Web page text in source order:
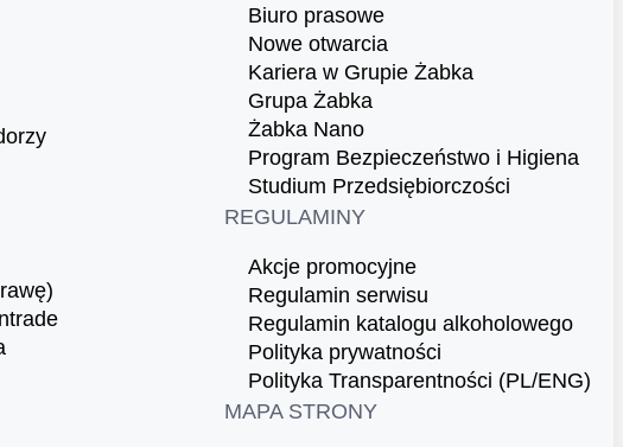
Biuro prasowe
Nowe otwarcia
Kariera w Grupie Żabka
Grupa Żabka
Żabka Nano
Program Bezpieczeństwo i Higiena
Studium Przedsiębiorczości
REGULAMINY
Akcje promocyjne
Regulamin serwisu
Regulamin katalogu alkoholowego
Polityka prywatności
Polityka Transparentności (PL/ENG)
MAPA STRONY